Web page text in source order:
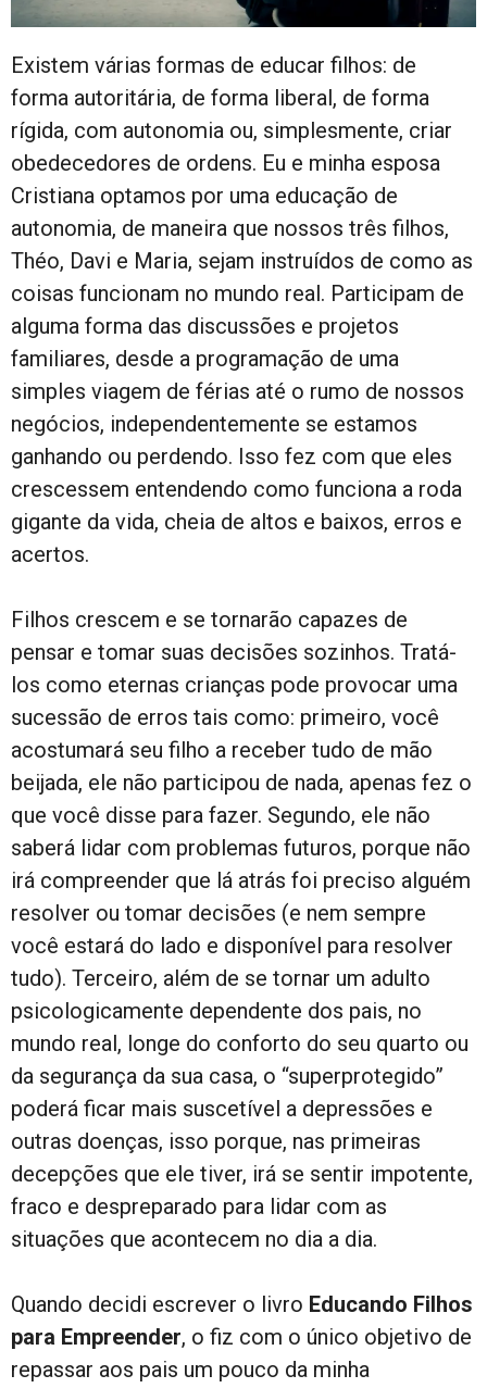
Existem várias formas de educar filhos: de
forma autoritária, de forma liberal, de forma
rígida, com autonomia ou, simplesmente, criar
obedecedores de ordens. Eu e minha esposa
Cristiana optamos por uma educação de
autonomia, de maneira que nossos três filhos,
Théo, Davi e Maria, sejam instruídos de como as
coisas funcionam no mundo real. Participam de
alguma forma das discussões e projetos
familiares, desde a programação de uma
simples viagem de férias até o rumo de nossos
negócios, independentemente se estamos
ganhando ou perdendo. Isso fez com que eles
crescessem entendendo como funciona a roda
gigante da vida, cheia de altos e baixos, erros e
acertos.
Filhos crescem e se tornarão capazes de
pensar e tomar suas decisões sozinhos. Tratá-
los como eternas crianças pode provocar uma
sucessão de erros tais como: primeiro, você
acostumará seu filho a receber tudo de mão
beijada, ele não participou de nada, apenas fez o
que você disse para fazer. Segundo, ele não
saberá lidar com problemas futuros, porque não
irá compreender que lá atrás foi preciso alguém
resolver ou tomar decisões (e nem sempre
você estará do lado e disponível para resolver
tudo). Terceiro, além de se tornar um adulto
psicologicamente dependente dos pais, no
mundo real, longe do conforto do seu quarto ou
da segurança da sua casa, o “superprotegido”
poderá ficar mais suscetível a depressões e
outras doenças, isso porque, nas primeiras
decepções que ele tiver, irá se sentir impotente,
fraco e despreparado para lidar com as
situações que acontecem no dia a dia.
Quando decidi escrever o livro Educando Filhos
para Empreender, o fiz com o único objetivo de
repassar aos pais um pouco da minha